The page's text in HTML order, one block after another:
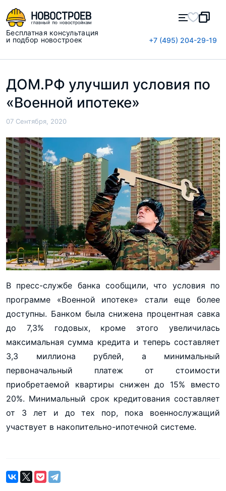
Бесплатная консультация
и подбор новостроек
+7 (495) 204-29-19
ДОМ.РФ улучшил условия по
«Военной ипотеке»
07 Сентября, 2020
В пресс-службе банка сообщили, что условия по
программе «Военной ипотеке» стали еще более
доступны. Банком была снижена процентная савка
до 7,3% годовых, кроме этого увеличилась
максимальная сумма кредита и теперь составляет
3,3 миллиона рублей, а минимальный
первоначальный платеж от стоимости
приобретаемой квартиры снижен до 15% вместо
20%. Минимальный срок кредитования составляет
от 3 лет и до тех пор, пока военнослужащий
участвует в накопительно-ипотечной системе.